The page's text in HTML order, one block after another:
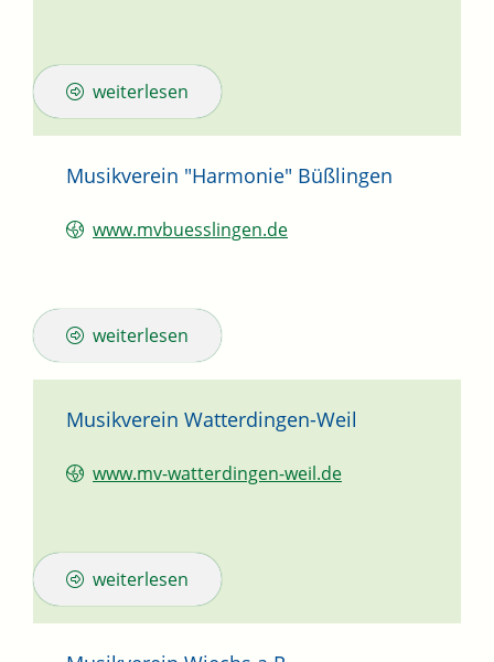
weiterlesen
Musikverein "Harmonie" Büßlingen
www.mvbuesslingen.de
weiterlesen
Musikverein Watterdingen-Weil
www.mv-watterdingen-weil.de
weiterlesen